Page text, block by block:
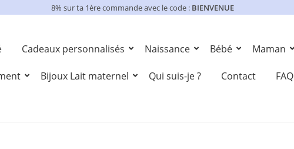
8% sur ta 1ère commande avec le code : BIENVENUE
Cadeaux personnalisés Naissance Bébé Maman
Bijoux Lait maternel Qui suis-je ? Contact FAQ